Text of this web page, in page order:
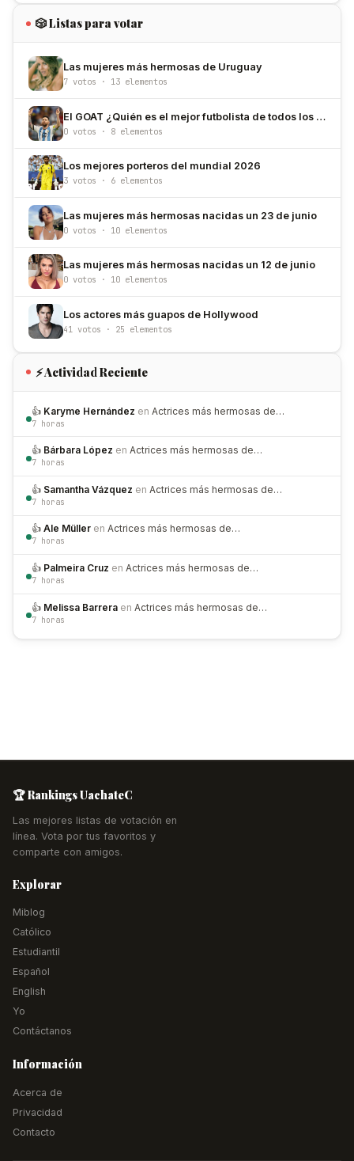
🎲 Listas para votar
Las mujeres más hermosas de Uruguay
7 votos · 13 elementos
El GOAT ¿Quién es el mejor futbolista de todos los tiempos?
0 votos · 8 elementos
Los mejores porteros del mundial 2026
3 votos · 6 elementos
Las mujeres más hermosas nacidas un 23 de junio
0 votos · 10 elementos
Las mujeres más hermosas nacidas un 12 de junio
0 votos · 10 elementos
Los actores más guapos de Hollywood
41 votos · 25 elementos
⚡ Actividad Reciente
👍 Karyme Hernández en Actrices más hermosas de…
7 horas
👍 Bárbara López en Actrices más hermosas de…
7 horas
👍 Samantha Vázquez en Actrices más hermosas de…
7 horas
👍 Ale Müller en Actrices más hermosas de…
7 horas
👍 Palmeira Cruz en Actrices más hermosas de…
7 horas
👍 Melissa Barrera en Actrices más hermosas de…
7 horas
🏆 Rankings UachateC
Las mejores listas de votación en
línea. Vota por tus favoritos y
comparte con amigos.
Explorar
Miblog
Católico
Estudiantil
Español
English
Yo
Contáctanos
Información
Acerca de
Privacidad
Contacto